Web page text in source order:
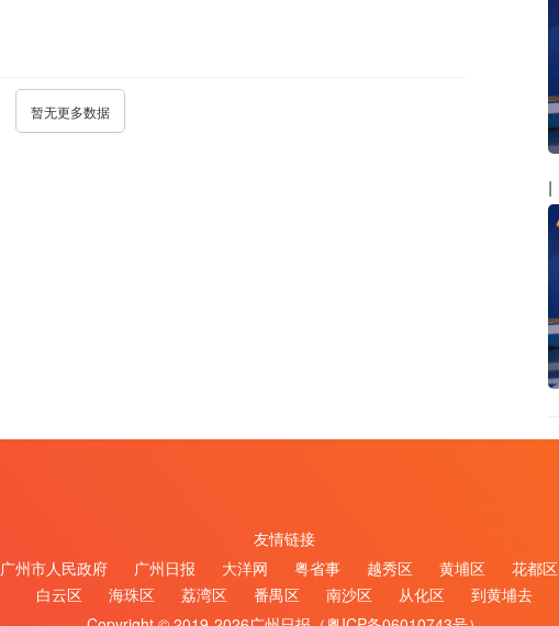
暂无更多数据
友情链接
广州市人民政府 广州日报 大洋网 粤省事 越秀区 黄埔区 花都区
白云区
海珠区 荔湾区 番禺区 南沙区 从化区
到黄埔去